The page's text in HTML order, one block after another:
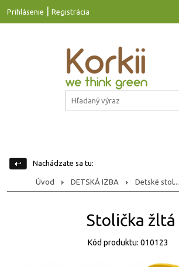
Prihlásenie Registrácia
Nachádzate sa tu:
Úvod DETSKÁ IZBA Detské stol...
Stolička žltá
Kód produktu: 010123